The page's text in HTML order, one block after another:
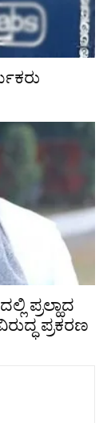
ಪ್ರಲ್ಹಾದ
ಪ್ರಕರಣ